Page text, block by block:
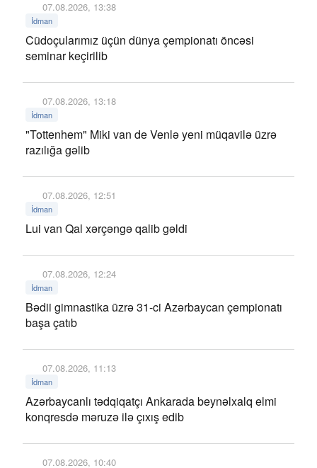
07.08.2026, 13:38
İdman
Cüdoçularımız üçün dünya çempionatı öncəsi
seminar keçirilib
07.08.2026, 13:18
İdman
"Tottenhem" Miki van de Venlə yeni müqavilə üzrə
razılığa gəlib
07.08.2026, 12:51
İdman
Lui van Qal xərçəngə qalib gəldi
07.08.2026, 12:24
İdman
Bədii gimnastika üzrə 31-ci Azərbaycan çempionatı
başa çatıb
07.08.2026, 11:13
İdman
Azərbaycanlı tədqiqatçı Ankarada beynəlxalq elmi
konqresdə məruzə ilə çıxış edib
07.08.2026, 10:40